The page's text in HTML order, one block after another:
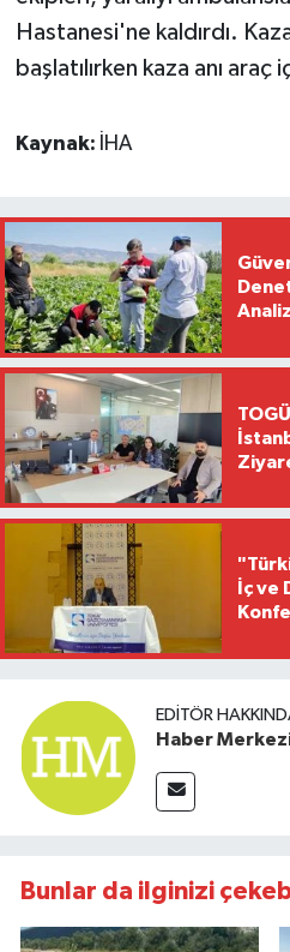
Hastanesi'ne kaldırdı.
başlatılırken kaza anı araç
Kaynak: İHA
Analiz
İç ve
EDITÖR
Haber
Bunlar da ilginizi